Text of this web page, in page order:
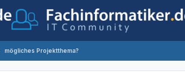
mögliches Projektthema?